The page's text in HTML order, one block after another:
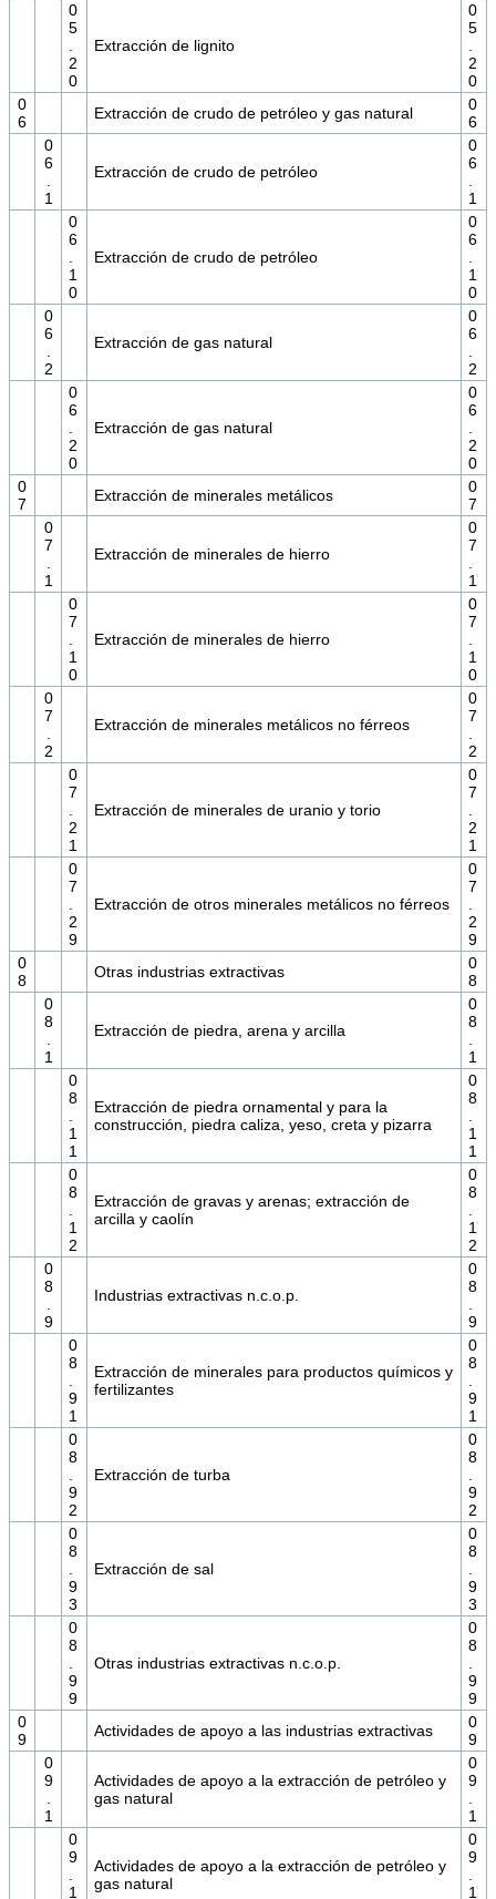
0
5
.
2
0
Extracción de lignito
0
5
.
2
0
0
6
Extracción de crudo de petróleo y gas natural
0
6
0
6
.
1
Extracción de crudo de petróleo
0
6
.
1
0
6
.
1
0
Extracción de crudo de petróleo
0
6
.
1
0
0
6
.
2
Extracción de gas natural
0
6
.
2
0
6
.
2
0
Extracción de gas natural
0
6
.
2
0
0
7
Extracción de minerales metálicos
0
7
0
7
.
1
Extracción de minerales de hierro
0
7
.
1
0
7
.
1
0
Extracción de minerales de hierro
0
7
.
1
0
0
7
.
2
Extracción de minerales metálicos no férreos
0
7
.
2
0
7
.
2
1
Extracción de minerales de uranio y torio
0
7
.
2
1
0
7
.
2
9
Extracción de otros minerales metálicos no férreos
0
7
.
2
9
0
8
Otras industrias extractivas
0
8
0
8
.
1
Extracción de piedra, arena y arcilla
0
8
.
1
0
8
.
1
1
Extracción de piedra ornamental y para la
construcción, piedra caliza, yeso, creta y pizarra
0
8
.
1
1
0
8
.
1
2
Extracción de gravas y arenas; extracción de
arcilla y caolín
0
8
.
1
2
0
8
.
9
Industrias extractivas n.c.o.p.
0
8
.
9
0
8
.
9
1
Extracción de minerales para productos químicos y
fertilizantes
0
8
.
9
1
0
8
.
9
2
Extracción de turba
0
8
.
9
2
0
8
.
9
3
Extracción de sal
0
8
.
9
3
0
8
.
9
9
Otras industrias extractivas n.c.o.p.
0
8
.
9
9
0
9
Actividades de apoyo a las industrias extractivas
0
9
0
9
.
1
Actividades de apoyo a la extracción de petróleo y
gas natural
0
9
.
1
0
9
.
1
Actividades de apoyo a la extracción de petróleo y
gas natural
0
9
.
1